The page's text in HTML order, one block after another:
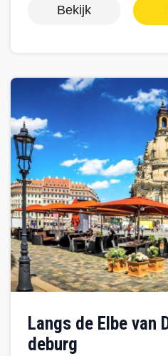
Bekijk
Langs de Elbe van Dresden naar Mag
deburg